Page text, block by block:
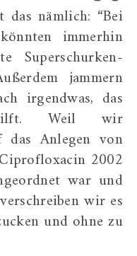
nämlich: “Bei
immerhin
Superschurken-
jammern
irgendwas, das
Weil wir
das Anlegen von
2002
war und
wir es
und ohne zu